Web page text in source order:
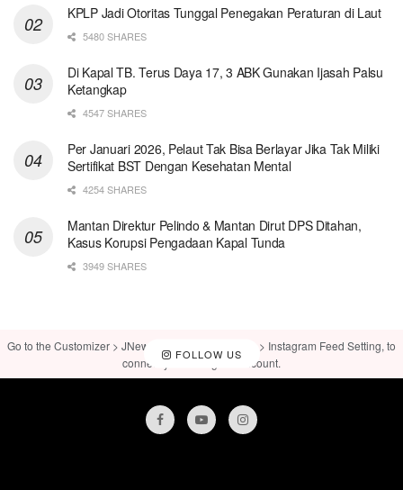
KPLP Jadi Otoritas Tunggal Penegakan Peraturan di Laut
5480 SHARES
Di Kapal TB. Terus Daya 17, 3 ABK Gunakan Ijasah Palsu
Ketangkap
4547 SHARES
Per Januari 2026, Pelaut Tak Bisa Berlayar Jika Tak Miliki
Sertifikat BST Dengan Kesehatan Mental
4254 SHARES
Mantan Direktur Pelindo & Mantan Dirut DPS Ditahan,
Kasus Korupsi Pengadaan Kapal Tunda
3949 SHARES
FOLLOW US
Go to the Customizer > JNews : Social, Like & View > Instagram Feed Setting, to
connect your Instagram account.